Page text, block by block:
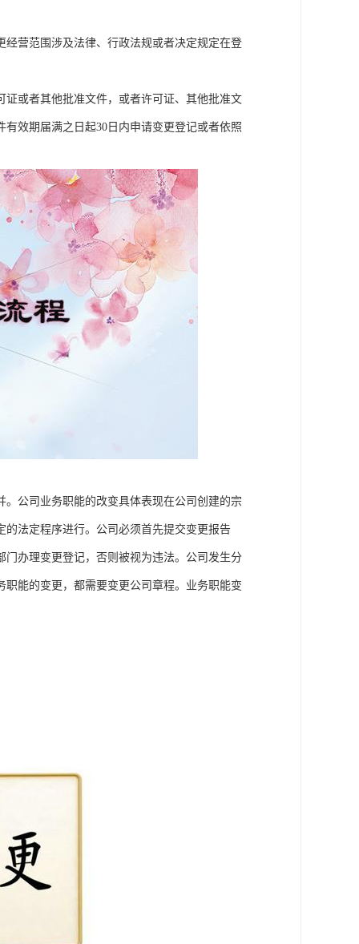
营范围涉及法律、行政法规或者决定规定在登
或者其他批准文件，或者许可证、其他批准文
效期届满之日起30日内申请变更登记或者依照
公司业务职能的改变具体表现在公司创建的宗
法定程序进行。公司必须首先提交变更报告
办理变更登记，否则被视为违法。公司发生分
能的变更，都需要变更公司章程。业务职能变